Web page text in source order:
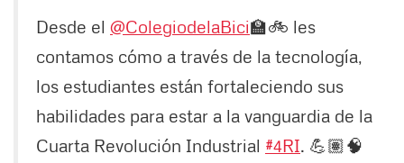
Desde el @ColegiodelaBici🏫🚲 les
contamos cómo a través de la tecnología,
los estudiantes están fortaleciendo sus
habilidades para estar a la vanguardia de la
Cuarta Revolución Industrial #4RI. 💪🏽🧠